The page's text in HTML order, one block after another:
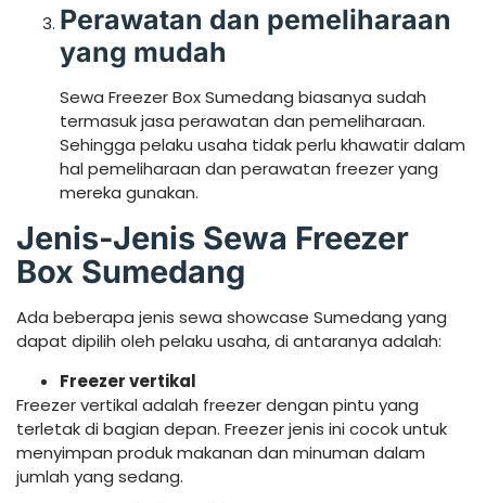
Perawatan dan pemeliharaan
yang mudah
Sewa Freezer Box Sumedang biasanya sudah
termasuk jasa perawatan dan pemeliharaan.
Sehingga pelaku usaha tidak perlu khawatir dalam
hal pemeliharaan dan perawatan freezer yang
mereka gunakan.
Jenis-Jenis Sewa Freezer
Box Sumedang
Ada beberapa jenis sewa showcase Sumedang yang
dapat dipilih oleh pelaku usaha, di antaranya adalah:
Freezer vertikal
Freezer vertikal adalah freezer dengan pintu yang
terletak di bagian depan. Freezer jenis ini cocok untuk
menyimpan produk makanan dan minuman dalam
jumlah yang sedang.